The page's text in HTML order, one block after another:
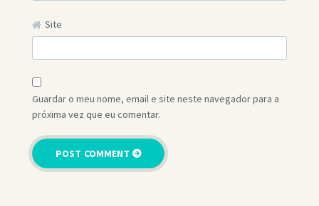
Site
Guardar o meu nome, email e site neste navegador para a
próxima vez que eu comentar.